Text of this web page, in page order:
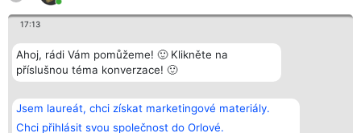
17:13
Ahoj, rádi Vám pomůžeme! 🙂 Klikněte na
příslušnou téma konverzace! 🙂
Jsem laureát, chci získat marketingové materiály.
Chci přihlásit svou společnost do Orlové.
Bright Side Solutions sp. z o.
o. sp. k.
ul. Ruska 22
Vítězové
Seznam všech
laureátů
Kontakt